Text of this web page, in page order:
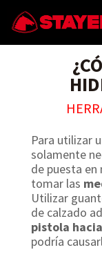
Para utilizar
solamente
de puesta en
tomar las
Utilizar
de calzado
pistola
podría